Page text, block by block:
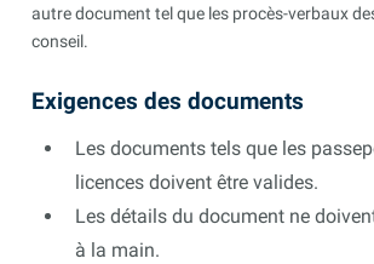
autre document tel que les procès-verbaux
conseil.
Exigences des documents
Les documents tels que les
licences doivent être valides.
Les détails du document ne
à la main.